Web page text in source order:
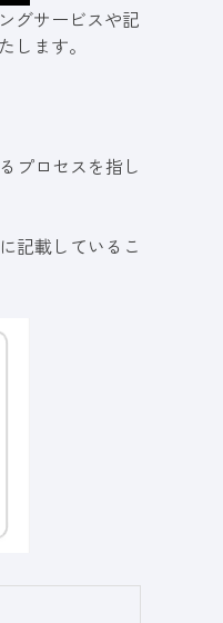
グサービスや記
ます。
プロセスを指し
記載しているこ